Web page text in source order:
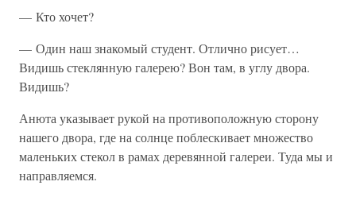
— Кто хочет?
— Один наш знакомый студент. Отлично рисует…
Видишь стеклянную галерею? Вон там, в углу двора.
Видишь?
Анюта указывает рукой на противоположную сторону
нашего двора, где на солнце поблескивает множество
маленьких стекол в рамах деревянной галереи. Туда мы и
направляемся.